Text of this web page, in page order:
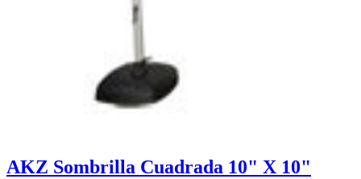
AKZ Sombrilla Cuadrada 10" X 10"